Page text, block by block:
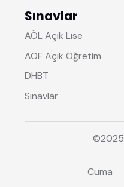
Sınavlar
AÖL Açık Lise
AÖF Açık Öğretim
DHBT
Sınavlar
©2025
Cuma